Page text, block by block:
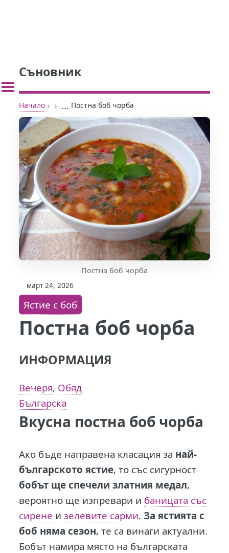
Съновник
Начало › › ... Постна боб чорба
Постна боб чорба
март 24, 2026
Ястие с боб
Постна боб чорба
ИНФОРМАЦИЯ
Вечеря, Обяд
Българска
Вкусна постна боб чорба
Ако бъде направена класация за най-
българското ястие, то със сигурност
бобът ще спечели златния медал,
вероятно ще изпревари и баницата със
сирене изелевите сарми. За ястията с
боб няма сезон, те са винаги актуални.
Бобът намира място на българската